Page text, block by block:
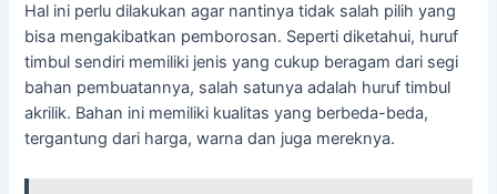
Hal ini perlu dilakukan agar nantinya tidak salah pilih yang
bisa mengakibatkan pemborosan. Seperti diketahui, huruf
timbul sendiri memiliki jenis yang cukup beragam dari segi
bahan pembuatannya, salah satunya adalah huruf timbul
akrilik. Bahan ini memiliki kualitas yang berbeda-beda,
tergantung dari harga, warna dan juga mereknya.